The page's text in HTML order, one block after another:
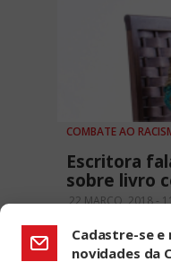
COMBATE AO
Escritora
sobre livro
22 MARÇO, 2018 -
Cadastre-se e
novidades da